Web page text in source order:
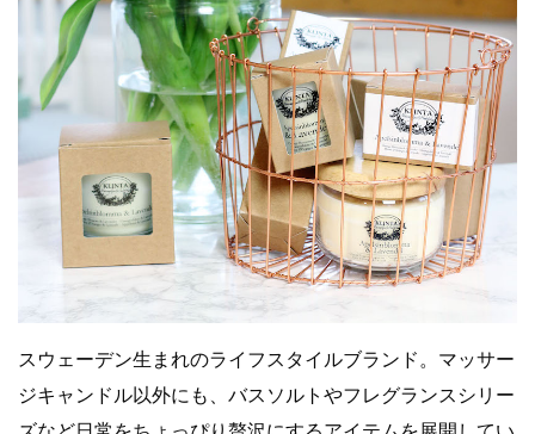
スウェーデン生まれのライフスタイルブランド。マッサー
ジキャンドル以外にも、バスソルトやフレグランスシリー